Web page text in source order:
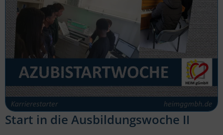
Start in die Ausbildungswoche II